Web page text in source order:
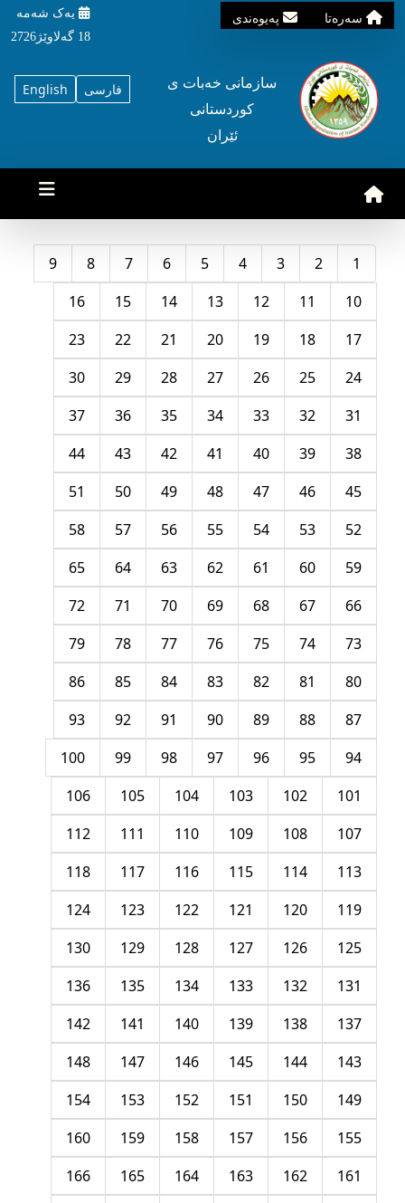
سه‌ره‌تا په‌یوه‌ندی
یه‌ک شه‌مه‌
18 گه‌لاوێژ2726
English فارسی
سازمانی خه‌بات ی
کوردستانی
ئێران
1
2
3
4
5
6
7
8
9
10
11
12
13
14
15
16
17
18
19
20
21
22
23
24
25
26
27
28
29
30
31
32
33
34
35
36
37
38
39
40
41
42
43
44
45
46
47
48
49
50
51
52
53
54
55
56
57
58
59
60
61
62
63
64
65
66
67
68
69
70
71
72
73
74
75
76
77
78
79
80
81
82
83
84
85
86
87
88
89
90
91
92
93
94
95
96
97
98
99
100
101
102
103
104
105
106
107
108
109
110
111
112
113
114
115
116
117
118
119
120
121
122
123
124
125
126
127
128
129
130
131
132
133
134
135
136
137
138
139
140
141
142
143
144
145
146
147
148
149
150
151
152
153
154
155
156
157
158
159
160
161
162
163
164
165
166